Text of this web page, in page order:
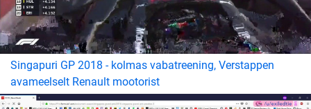
Singapuri GP 2018 - kolmas vabatreening, Verstappen
avameelselt Renault mootorist